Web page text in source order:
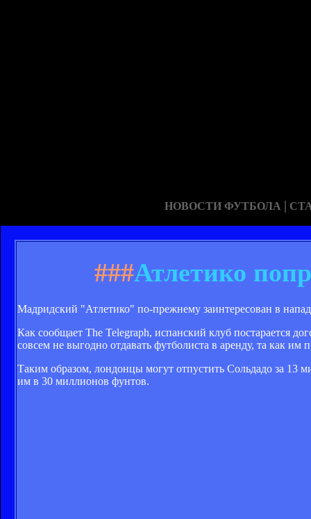
НОВОСТИ ФУТБОЛА |
###Атлетико
Мадридский "Атлетико" по-прежнему заинтересован в
Как сообщает The Telegraph, испанский клуб постарается
совсем не выгодно отдавать футболиста в аренду, та как им
Таким образом, лондонцы могут отпустить Сольдадо за 13
им в 30 миллионов фунтов.